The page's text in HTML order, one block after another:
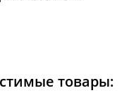
товары: